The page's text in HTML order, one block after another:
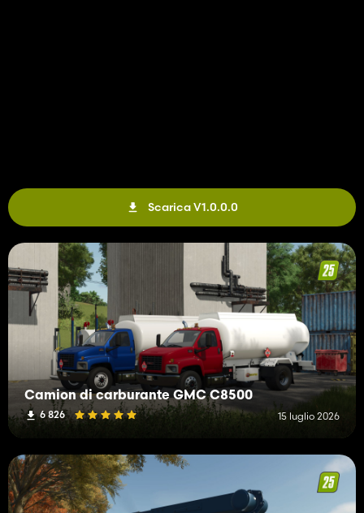
Scarica V1.0.0.0
Camion di carburante GMC C8500
6 826 15 luglio 2026